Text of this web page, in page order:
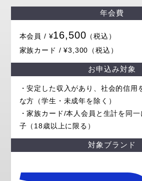
年会費
本会員 / ¥16,500 （税込）
家族カード / ¥3,300（税込）
お申込み対象
・安定した収入があり、社会的信用
な方（学生・未成年を除く）
・家族カード/本人会員と生計を同
子（18歳以上に限る）
対象ブランド